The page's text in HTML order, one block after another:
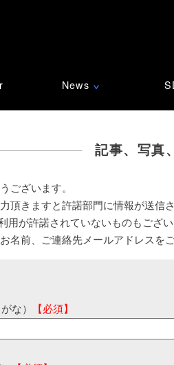
News ∨
記事、写真
ございます。
頂きますと許諾部門に情報が送信
用が許諾されていないものもござ
名前、ご連絡先メールアドレスを
な） 【必須】